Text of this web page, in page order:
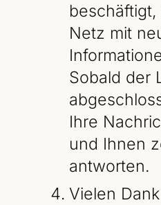
Netz mit
Sobald der
Ihre
und Ihnen
antworten.
Vielen